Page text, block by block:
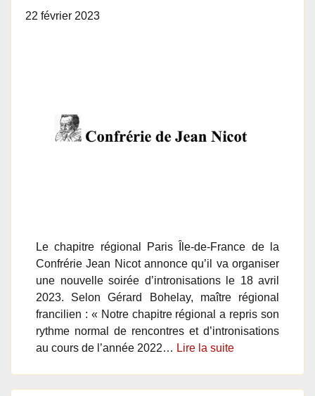
22 février 2023
Le chapitre régional Paris Île-de-France de la
Confrérie Jean Nicot annonce qu’il va organiser
une nouvelle soirée d’intronisations le 18 avril
2023. Selon Gérard Bohelay, maître régional
francilien : « Notre chapitre régional a repris son
rythme normal de rencontres et d’intronisations
au cours de l’année 2022… Lire la suite